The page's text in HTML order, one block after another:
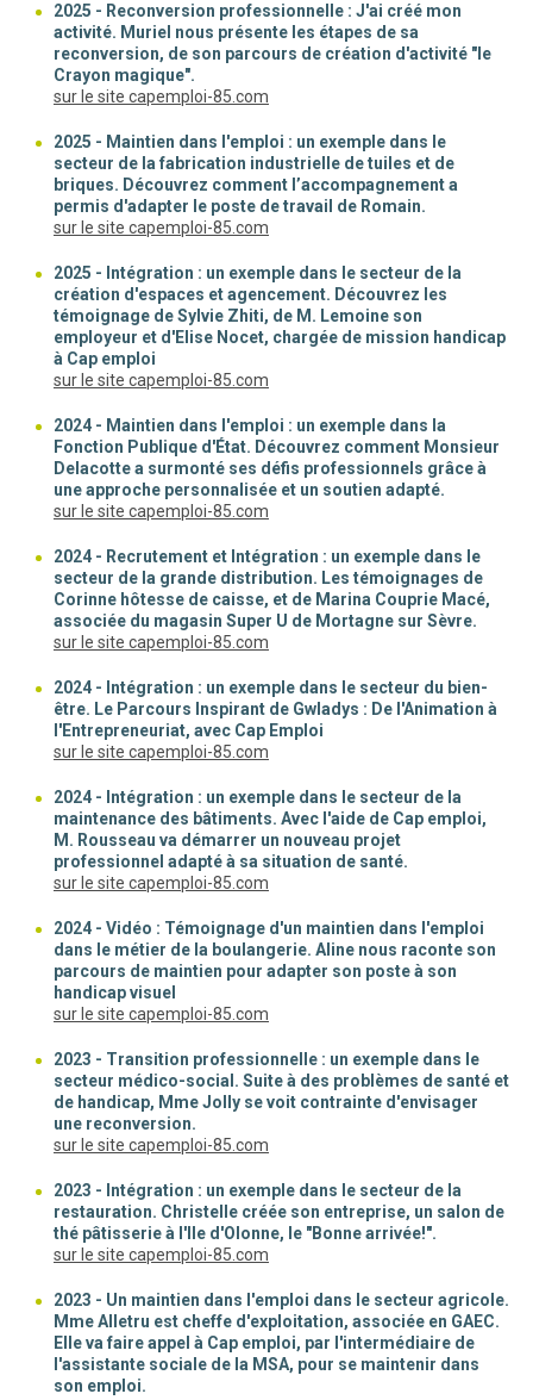
2025 - Reconversion professionnelle : J'ai créé mon
activité. Muriel nous présente les étapes de sa
reconversion, de son parcours de création d'activité "le
Crayon magique".
sur le site capemploi-85.com
2025 - Maintien dans l'emploi : un exemple dans le
secteur de la fabrication industrielle de tuiles et de
briques. Découvrez comment l’accompagnement a
permis d'adapter le poste de travail de Romain.
sur le site capemploi-85.com
2025 - Intégration : un exemple dans le secteur de la
création d'espaces et agencement. Découvrez les
témoignage de Sylvie Zhiti, de M. Lemoine son
employeur et d'Elise Nocet, chargée de mission handicap
à Cap emploi
sur le site capemploi-85.com
2024 - Maintien dans l'emploi : un exemple dans la
Fonction Publique d'État. Découvrez comment Monsieur
Delacotte a surmonté ses défis professionnels grâce à
une approche personnalisée et un soutien adapté.
sur le site capemploi-85.com
2024 - Recrutement et Intégration : un exemple dans le
secteur de la grande distribution. Les témoignages de
Corinne hôtesse de caisse, et de Marina Couprie Macé,
associée du magasin Super U de Mortagne sur Sèvre.
sur le site capemploi-85.com
2024 - Intégration : un exemple dans le secteur du bien-
être. Le Parcours Inspirant de Gwladys : De l'Animation à
l'Entrepreneuriat, avec Cap Emploi
sur le site capemploi-85.com
2024 - Intégration : un exemple dans le secteur de la
maintenance des bâtiments. Avec l'aide de Cap emploi,
M. Rousseau va démarrer un nouveau projet
professionnel adapté à sa situation de santé.
sur le site capemploi-85.com
2024 - Vidéo : Témoignage d'un maintien dans l'emploi
dans le métier de la boulangerie. Aline nous raconte son
parcours de maintien pour adapter son poste à son
handicap visuel
sur le site capemploi-85.com
2023 - Transition professionnelle : un exemple dans le
secteur médico-social. Suite à des problèmes de santé et
de handicap, Mme Jolly se voit contrainte d'envisager
une reconversion.
sur le site capemploi-85.com
2023 - Intégration : un exemple dans le secteur de la
restauration. Christelle créée son entreprise, un salon de
thé pâtisserie à l'Ile d'Olonne, le "Bonne arrivée!".
sur le site capemploi-85.com
2023 - Un maintien dans l'emploi dans le secteur agricole.
Mme Alletru est cheffe d'exploitation, associée en GAEC.
Elle va faire appel à Cap emploi, par l'intermédiaire de
l'assistante sociale de la MSA, pour se maintenir dans
son emploi.